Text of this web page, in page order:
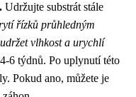
Udržujte substrát stále
řízků průhledným
vlhkost a urychlí
6 týdnů. Po uplynutí této
Pokud ano, můžete je